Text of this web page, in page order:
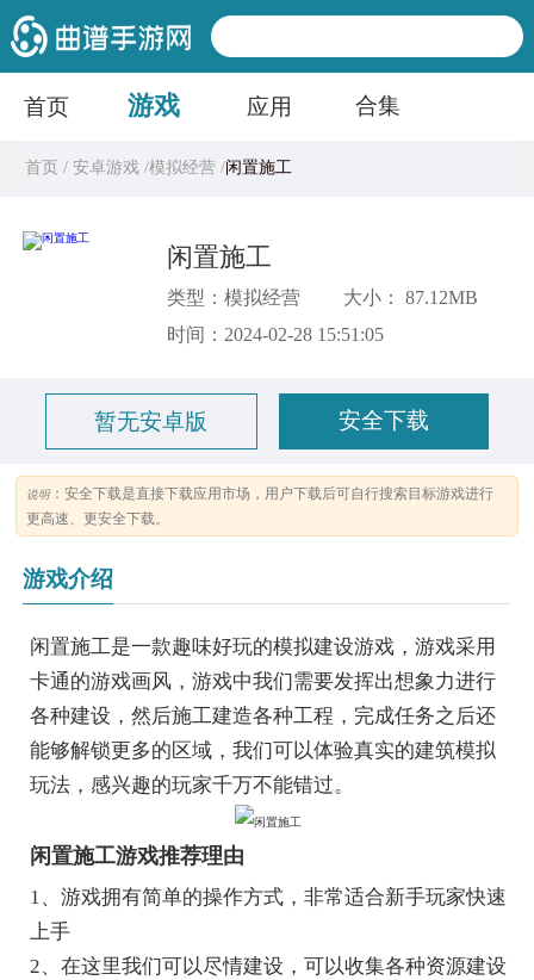
首页 游戏 应用 合集
首页 /安卓游戏 /模拟经营 /闲置施工
闲置施工
类型：模拟经营
大小： 87.12MB
时间：2024-02-28 15:51:05
暂无安卓版 安全下载
说明：安全下载是直接下载应用市场，用户下载后可自行搜索目标游戏进行
更高速、更安全下载。
游戏介绍
闲置施工是一款趣味好玩的模拟建设游戏，游戏采用
卡通的游戏画风，游戏中我们需要发挥出想象力进行
各种建设，然后施工建造各种工程，完成任务之后还
能够解锁更多的区域，我们可以体验真实的建筑模拟
玩法，感兴趣的玩家千万不能错过。
闲置施工游戏推荐理由
1、游戏拥有简单的操作方式，非常适合新手玩家快速
上手
2、在这里我们可以尽情建设，可以收集各种资源建设